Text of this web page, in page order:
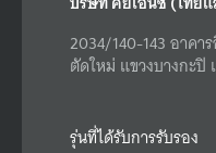
2034/140-143 อาคา
ตัดใหม่ แขวงบางกะปิ
รุ่นที่ได้รับการรับรอง